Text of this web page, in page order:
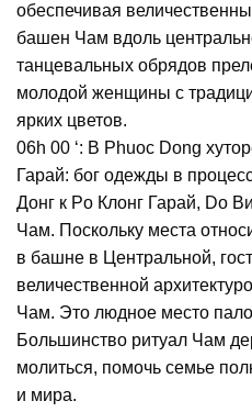
обеспечивая
башен Чам вдоль
танцевальных обрядов
молодой женщины с
ярких цветов.
06h 00 ‘: В Phuoc Dong
Гарай: бог одежды в
Донг к Po Клонг Гарай, Do
Чам. Поскольку места
в башне в Центральной,
величественной
Чам. Это людное место
Большинство ритуал Чам
молиться, помочь семье
и мира.